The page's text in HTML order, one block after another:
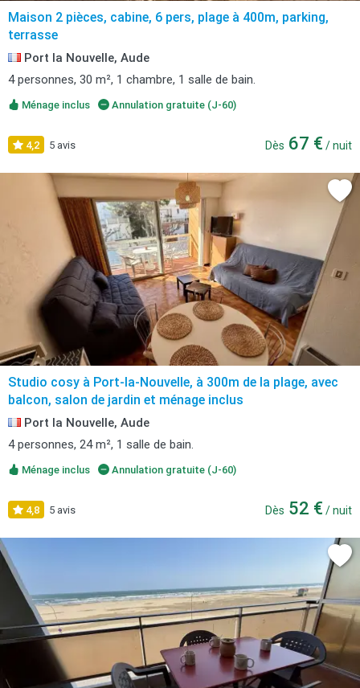
Maison 2 pièces, cabine, 6 pers, plage à 400m, parking,
terrasse
Port la Nouvelle, Aude
4 personnes, 30 m², 1 chambre, 1 salle de bain.
Ménage inclus Annulation gratuite (J-60)
4,2 5 avis Dès 67 € / nuit
Studio cosy à Port-la-Nouvelle, à 300m de la plage, avec
balcon, salon de jardin et ménage inclus
Port la Nouvelle, Aude
4 personnes, 24 m², 1 salle de bain.
Ménage inclus Annulation gratuite (J-60)
4,8 5 avis Dès 52 € / nuit